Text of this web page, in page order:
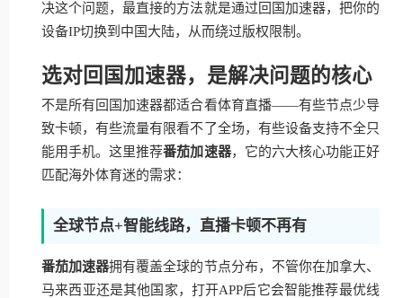
决这个问题，最直接的方法就是通过回国加速器，把你的
设备IP切换到中国大陆，从而绕过版权限制。
选对回国加速器，是解决问题的核心
不是所有回国加速器都适合看体育直播——有些节点少导
致卡顿，有些流量有限看不了全场，有些设备支持不全只
能用手机。这里推荐番茄加速器，它的六大核心功能正好
匹配海外体育迷的需求：
全球节点+智能线路，直播卡顿不再有
番茄加速器拥有覆盖全球的节点分布，不管你在加拿大、
马来西亚还是其他国家，打开APP后它会智能推荐最优线